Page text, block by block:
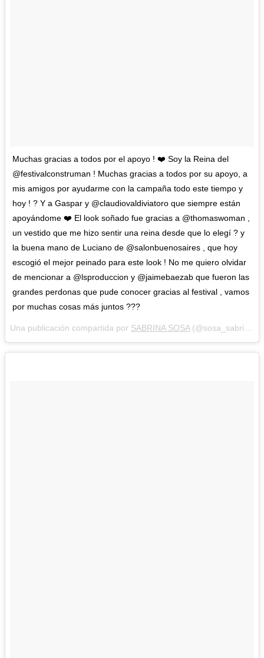
Muchas gracias a todos por el apoyo ! ❤️ Soy la Reina del
@festivalconstruman ! Muchas gracias a todos por su apoyo, a
mis amigos por ayudarme con la campaña todo este tiempo y
hoy ! ? Y a Gaspar y @claudiovaldiviatoro que siempre están
apoyándome ❤️ El look soñado fue gracias a @thomaswoman ,
un vestido que me hizo sentir una reina desde que lo elegí ? y
la buena mano de Luciano de @salonbuenosaires , que hoy
escogió el mejor peinado para este look ! No me quiero olvidar
de mencionar a @lsproduccion y @jaimebaezab que fueron las
grandes perdonas que pude conocer gracias al festival , vamos
por muchas cosas más juntos ???
Una publicación compartida por SABRINA SOSA(@sosa_sabri) el